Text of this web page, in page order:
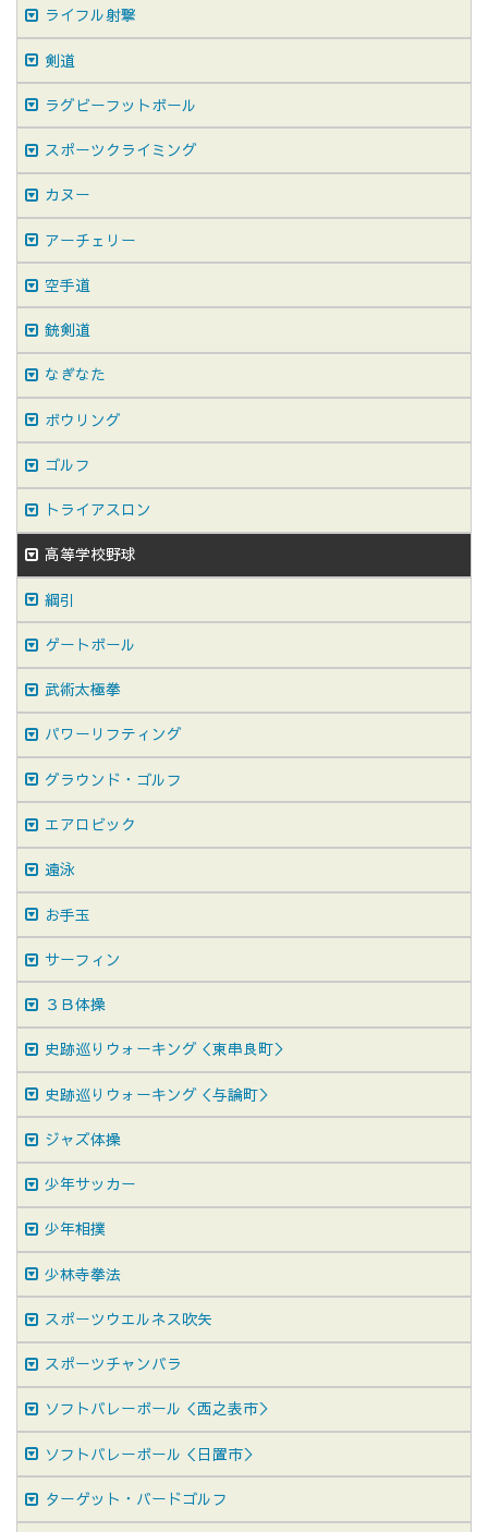
ライフル射撃
剣道
ラグビーフットボール
スポーツクライミング
カヌー
アーチェリー
空手道
銃剣道
なぎなた
ボウリング
ゴルフ
トライアスロン
高等学校野球
綱引
ゲートボール
武術太極拳
パワーリフティング
グラウンド・ゴルフ
エアロビック
遠泳
お手玉
サーフィン
３Ｂ体操
史跡巡りウォーキング＜東串良町＞
史跡巡りウォーキング＜与論町＞
ジャズ体操
少年サッカー
少年相撲
少林寺拳法
スポーツウエルネス吹矢
スポーツチャンバラ
ソフトバレーボール＜西之表市＞
ソフトバレーボール＜日置市＞
ターゲット・バードゴルフ